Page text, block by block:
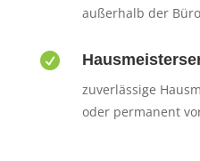
außerhalb der

zuverlässige
oder permanent